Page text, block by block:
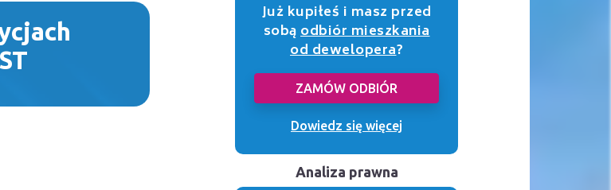
Już kupiłeś i masz przed
sobąodbiór mieszkania
od dewelopera?
ZAMÓW ODBIÓR
Dowiedz się więcej
Analiza prawna